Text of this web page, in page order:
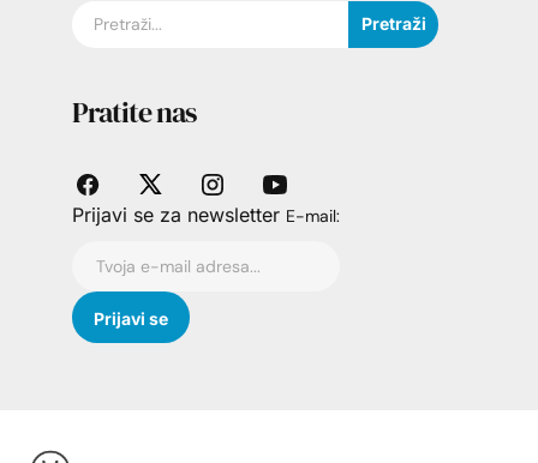
Pretraži
Pratite nas
Prijavi se za newsletter E-mail: